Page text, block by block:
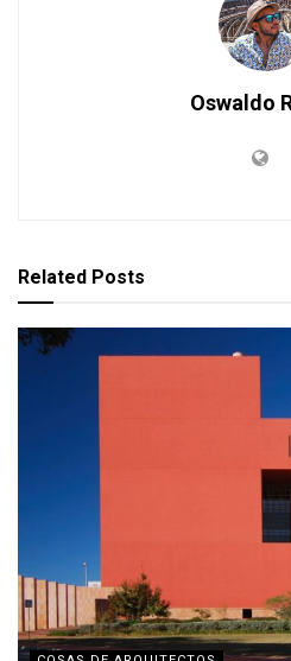
Oswaldo
Related Posts